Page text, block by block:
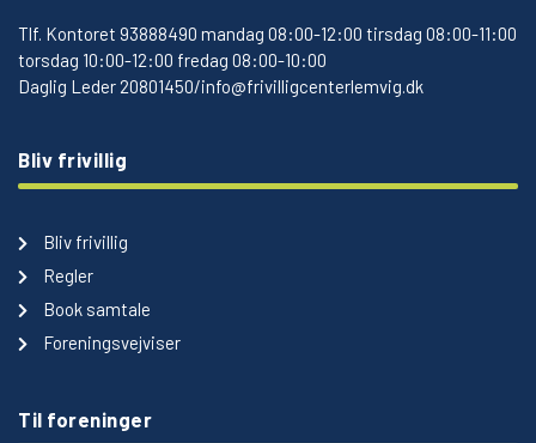
Tlf. Kontoret 93888490 mandag 08:00-12:00 tirsdag 08:00-11:00
torsdag 10:00-12:00 fredag 08:00-10:00
Daglig Leder 20801450/info@frivilligcenterlemvig.dk
Bliv frivillig
Bliv frivillig
Regler
Book samtale
Foreningsvejviser
Til foreninger